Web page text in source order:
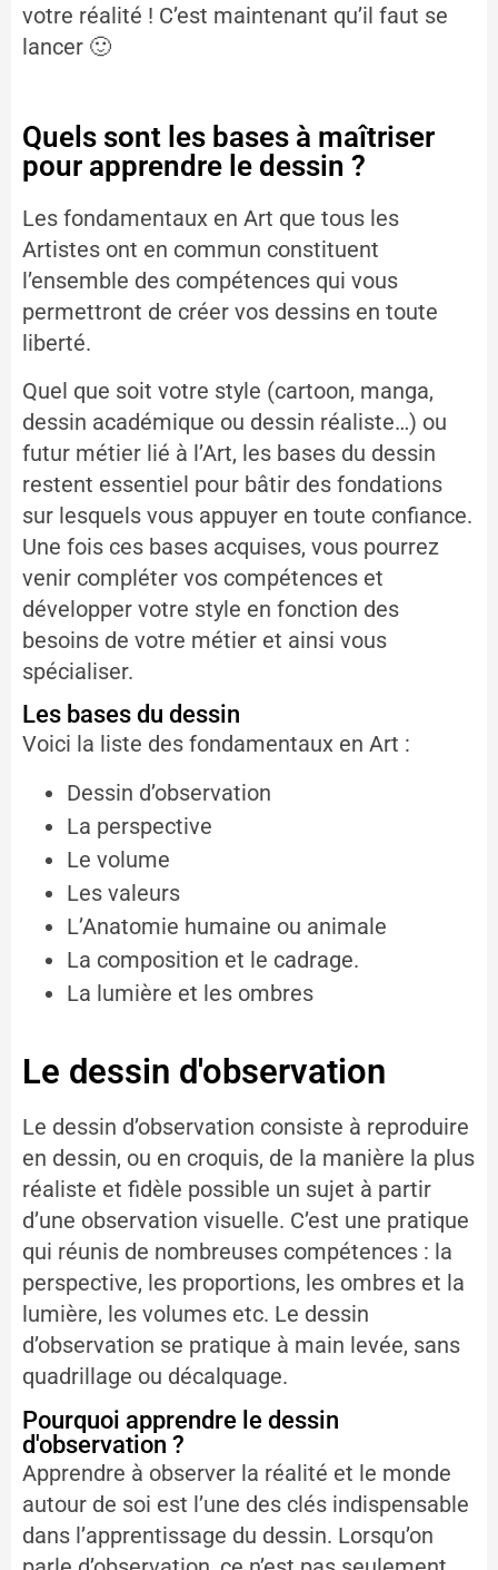
votre réalité ! C’est maintenant qu’il faut se
lancer 🙂
Quels sont les bases à maîtriser
pour apprendre le dessin ?
Les fondamentaux en Art que tous les
Artistes ont en commun constituent
l’ensemble des compétences qui vous
permettront de créer vos dessins en toute
liberté.
Quel que soit votre style (cartoon, manga,
dessin académique ou dessin réaliste…) ou
futur métier lié à l’Art, les bases du dessin
restent essentiel pour bâtir des fondations
sur lesquels vous appuyer en toute confiance.
Une fois ces bases acquises, vous pourrez
venir compléter vos compétences et
développer votre style en fonction des
besoins de votre métier et ainsi vous
spécialiser.
Les bases du dessin
Voici la liste des fondamentaux en Art :
Dessin d’observation
La perspective
Le volume
Les valeurs
L’Anatomie humaine ou animale
La composition et le cadrage.
La lumière et les ombres
Le dessin d'observation
Le dessin d’observation consiste à reproduire
en dessin, ou en croquis, de la manière la plus
réaliste et fidèle possible un sujet à partir
d’une observation visuelle. C’est une pratique
qui réunis de nombreuses compétences : la
perspective, les proportions, les ombres et la
lumière, les volumes etc. Le dessin
d’observation se pratique à main levée, sans
quadrillage ou décalquage.
Pourquoi apprendre le dessin
d'observation ?
Apprendre à observer la réalité et le monde
autour de soi est l’une des clés indispensable
dans l’apprentissage du dessin. Lorsqu’on